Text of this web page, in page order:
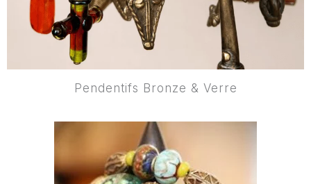
Pendentifs Bronze & Verre